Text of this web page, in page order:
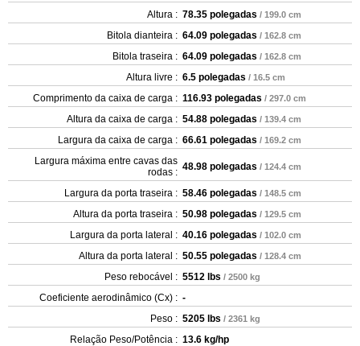
Altura : 78.35 polegadas / 199.0 cm
Bitola dianteira : 64.09 polegadas / 162.8 cm
Bitola traseira : 64.09 polegadas / 162.8 cm
Altura livre : 6.5 polegadas / 16.5 cm
Comprimento da caixa de carga : 116.93 polegadas / 297.0 cm
Altura da caixa de carga : 54.88 polegadas / 139.4 cm
Largura da caixa de carga : 66.61 polegadas / 169.2 cm
Largura máxima entre cavas das
rodas : 48.98 polegadas / 124.4 cm
Largura da porta traseira : 58.46 polegadas / 148.5 cm
Altura da porta traseira : 50.98 polegadas / 129.5 cm
Largura da porta lateral : 40.16 polegadas / 102.0 cm
Altura da porta lateral : 50.55 polegadas / 128.4 cm
Peso rebocável : 5512 lbs / 2500 kg
Coeficiente aerodinâmico (Cx) : -
Peso : 5205 lbs / 2361 kg
Relação Peso/Potência : 13.6 kg/hp